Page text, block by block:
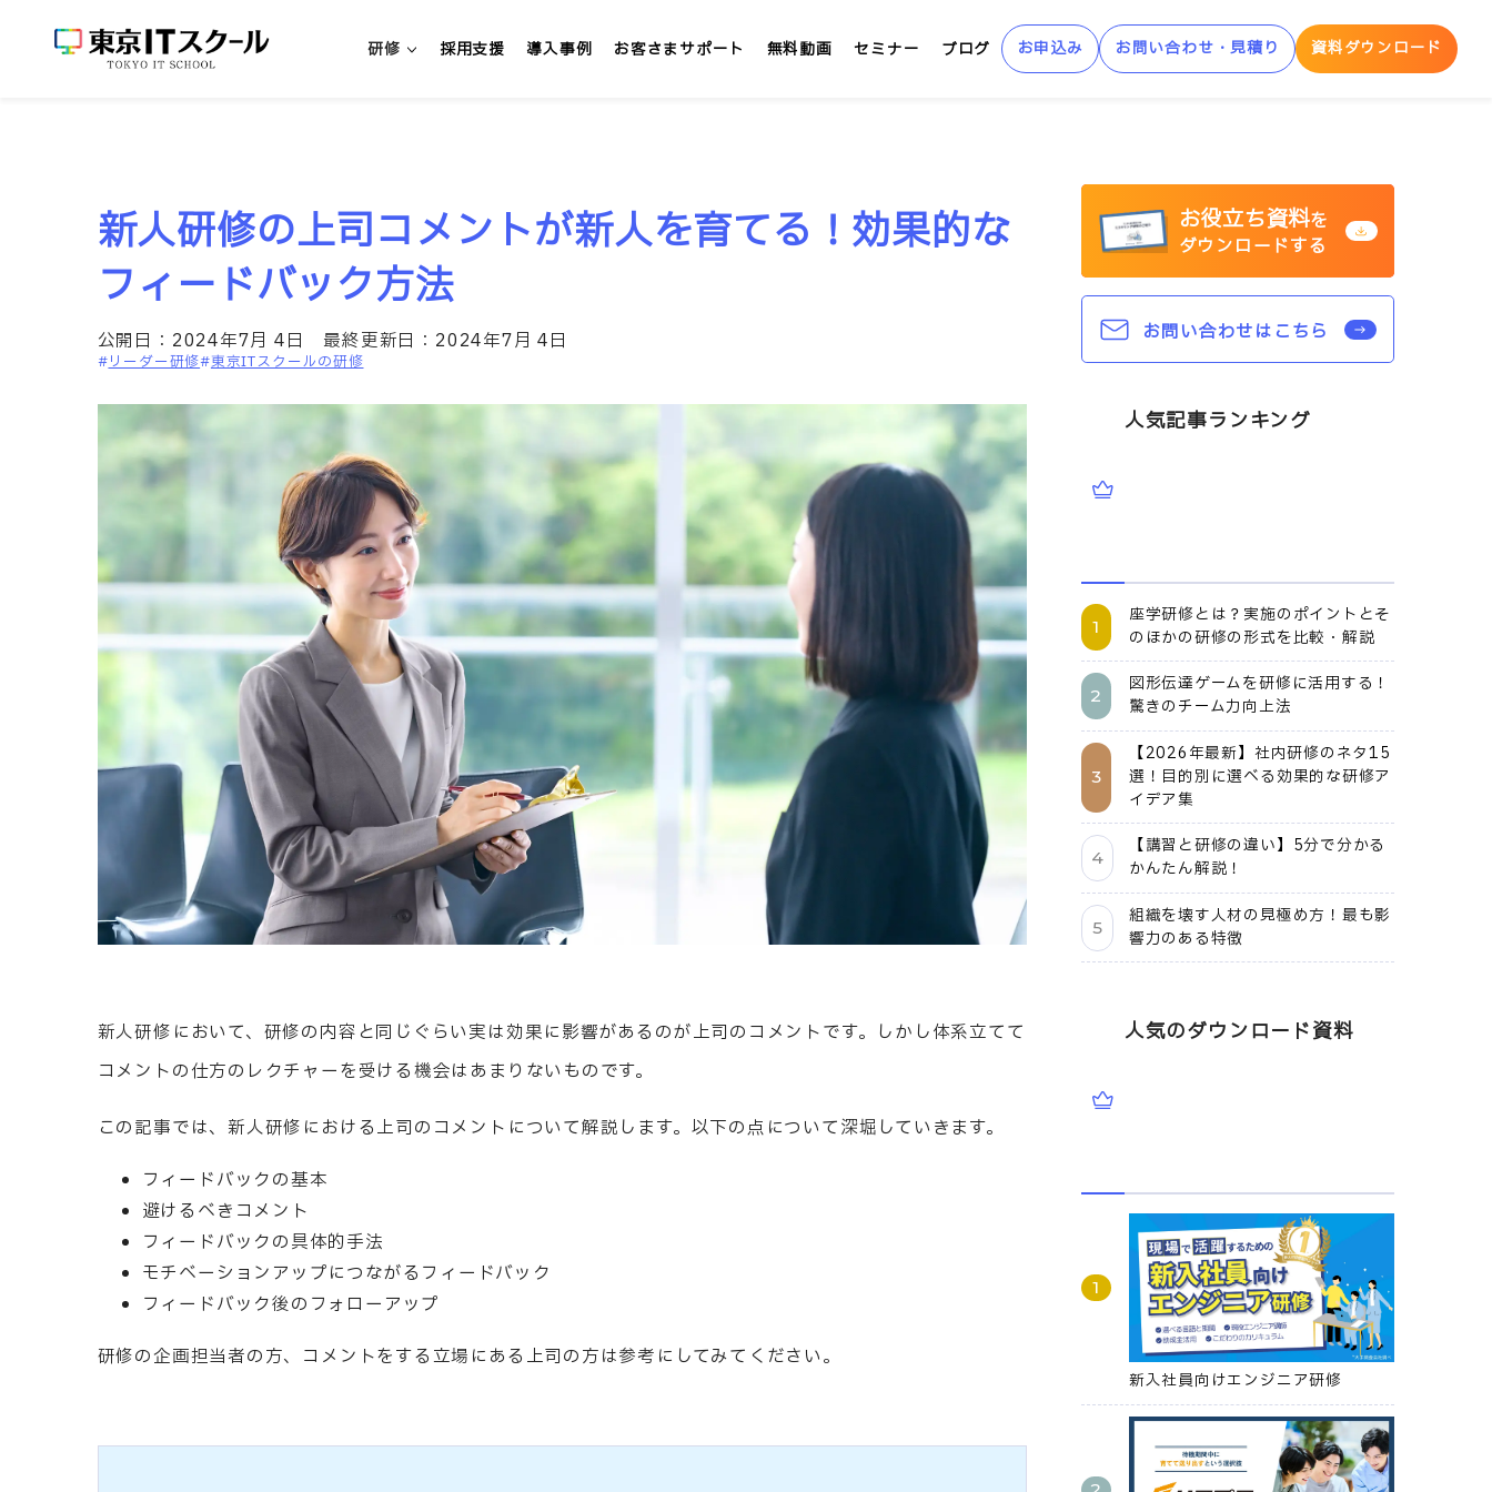
研修
新入社員向けエンジニア研修
超実践型エンジニア研修「リアプロ」
研修・パッケージを探す
研修一覧
リスキリング研修
部課長育成塾
テックアカデミー
講師派遣サービス
AWS Skill Builder
AWS 「安心サンドボックス」
採用支援 導入事例 お客さまサポート 無料動画 セミナー ブログ お申込み お問い合わせ・見積り 資料ダウンロード
新人研修の上司コメントが新人を育てる！効果的な
フィードバック方法
公開日： 2024年7月 4日 最終更新日： 2024年7月 4日
リーダー研修 東京ITスクールの研修
新人研修において、研修の内容と同じぐらい実は効果に影響があるのが上司のコメントです。しかし体系立てて
コメントの仕方のレクチャーを受ける機会はあまりないものです。
この記事では、新人研修における上司のコメントについて解説します。以下の点について深堀していきます。
フィードバックの基本
避けるべきコメント
フィードバックの具体的手法
モチベーションアップにつながるフィードバック
フィードバック後のフォローアップ
研修の企画担当者の方、コメントをする立場にある上司の方は参考にしてみてください。
お役立ち資料を
ダウンロードする
お問い合わせはこちら
人気記事ランキング
座学研修とは？実施のポイントとそ
のほかの研修の形式を比較・解説
図形伝達ゲームを研修に活用する！
驚きのチーム力向上法
【2026年最新】社内研修のネタ15
選！目的別に選べる効果的な研修ア
イデア集
【講習と研修の違い】5分で分かる
かんたん解説！
組織を壊す人材の見極め方！最も影
響力のある特徴
人気のダウンロード資料
新入社員向けエンジニア研修